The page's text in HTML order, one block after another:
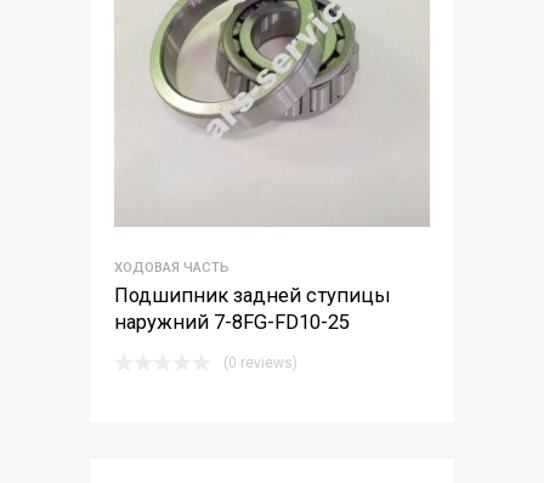
ХОДОВАЯ ЧАСТЬ
Подшипник задней ступицы
наружний 7-8FG-FD10-25
(0 reviews)